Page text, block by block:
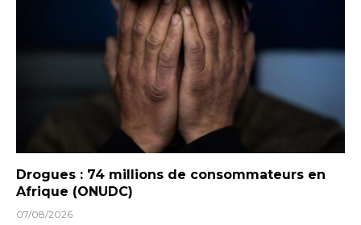
Drogues : 74 millions de consommateurs en
Afrique (ONUDC)
07/08/2026